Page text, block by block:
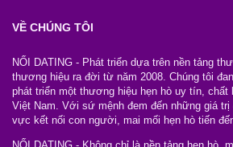
VỀ CHÚNG TÔI
NỐI DATING - Phát triển dựa trên nền tảng
thương hiệu ra đời từ năm 2008. Chúng tôi
phát triển một thương hiệu hẹn hò uy tín, chất
Việt Nam. Với sứ mệnh đem đến những giá
vực kết nối con người, mai mối hẹn hò tiến